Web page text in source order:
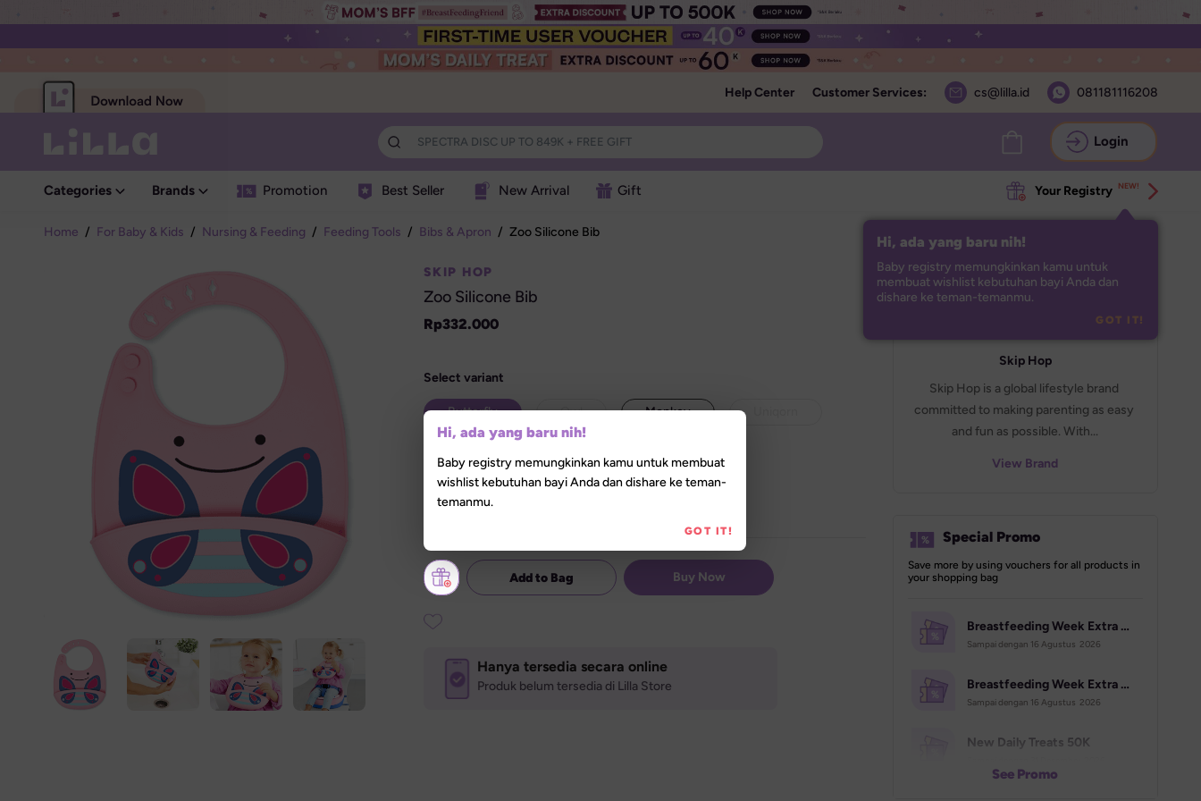
Help Center Customer Services: cs@lilla.id 081181116208
Login
Categories Brands Promotion Best Seller New Arrival Gift Your Registry NEW!
Hi, ada yang baru nih!
Baby registry memungkinkan kamu untuk
membuat wishlist kebutuhan bayi Anda dan
dishare ke teman-temanmu.
GOT IT!
Home / For Baby & Kids / Nursing & Feeding / Feeding Tools / Bibs & Apron / Zoo Silicone Bib
SKIP HOP
Zoo Silicone Bib
Rp332.000
Select variant
Butterfly Owl Monkey
Set Quantity
Add to Bag Buy Now
Hanya tersedia secara online
Produk belum tersedia di Lilla Store
Skip Hop
Skip Hop is a global lifestyle brand
committed to making parenting as easy
and fun as possible. With...
View Brand
Special Promo
Save more by using vouchers for all products in
your shopping bag
Breastfeeding Week Extra Voucher (70K)
Sampai dengan 16 Agustus  2026
Breastfeeding Week Extra Voucher (500K)
Sampai dengan 16 Agustus  2026
New Daily Treats 50K
See Promo
Hi, ada yang baru nih!
Baby registry memungkinkan kamu untuk membuat
wishlist kebutuhan bayi Anda dan dishare ke teman-
temanmu.
GOT IT!